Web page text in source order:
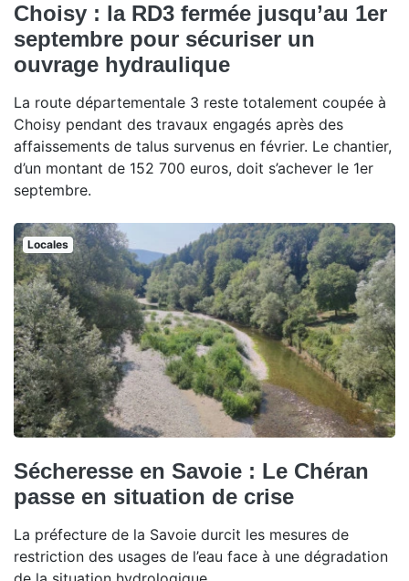
Choisy : la RD3 fermée jusqu’au 1er
septembre pour sécuriser un
ouvrage hydraulique
La route départementale 3 reste totalement coupée à
Choisy pendant des travaux engagés après des
affaissements de talus survenus en février. Le chantier,
d’un montant de 152 700 euros, doit s’achever le 1er
septembre.
Locales
Sécheresse en Savoie : Le Chéran
passe en situation de crise
La préfecture de la Savoie durcit les mesures de
restriction des usages de l’eau face à une dégradation